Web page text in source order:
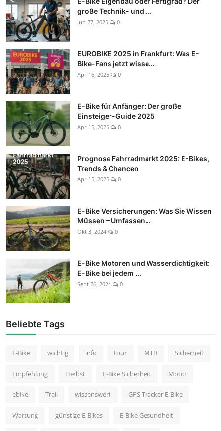
große Technik- und ...
Jun 27, 2025 0
EUROBIKE 2025 in Frankfurt: Was E-
Bike-Fans jetzt wisse...
Apr 16, 2025 0
E-Bike für Anfänger: Der große
Einsteiger-Guide 2025
Apr 15, 2025 0
Prognose Fahrradmarkt 2025: E-Bikes,
Trends & Chancen
Apr 15, 2025 0
E-Bike Versicherungen: Was Sie Wissen
Müssen – Umfassen...
Okt 3, 2024 0
E-Bike Motoren und Wasserdichtigkeit:
E-Bike bei jedem ...
Sept 26, 2024 0
Beliebte Tags
E-Bike wichtig info tour MTB Sicherheit
Empfehlung Herbst E-Bike Sicherheit Motor
ebike Trail wissenswert GPS Tracker E-Bike
Wartung günstige E-Bikes E-Bike Gesundheit